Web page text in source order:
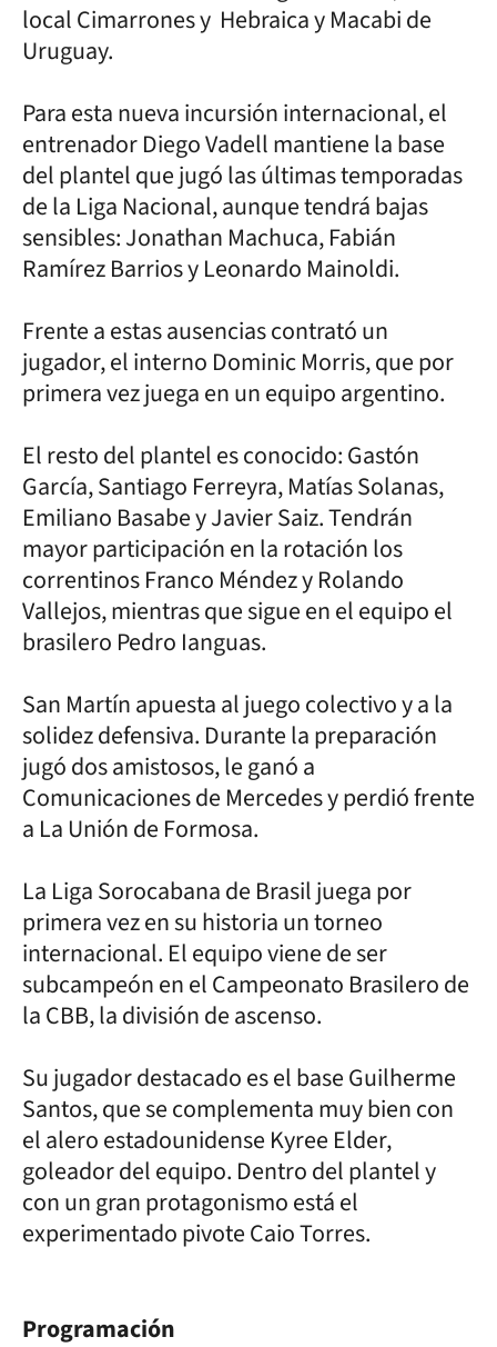
local Cimarrones y Hebraica y Macabi de
Uruguay.
Para esta nueva incursión internacional, el
entrenador Diego Vadell mantiene la base
del plantel que jugó las últimas temporadas
de la Liga Nacional, aunque tendrá bajas
sensibles: Jonathan Machuca, Fabián
Ramírez Barrios y Leonardo Mainoldi.
Frente a estas ausencias contrató un
jugador, el interno Dominic Morris, que por
primera vez juega en un equipo argentino.
El resto del plantel es conocido: Gastón
García, Santiago Ferreyra, Matías Solanas,
Emiliano Basabe y Javier Saiz. Tendrán
mayor participación en la rotación los
correntinos Franco Méndez y Rolando
Vallejos, mientras que sigue en el equipo el
brasilero Pedro Ianguas.
San Martín apuesta al juego colectivo y a la
solidez defensiva. Durante la preparación
jugó dos amistosos, le ganó a
Comunicaciones de Mercedes y perdió frente
a La Unión de Formosa.
La Liga Sorocabana de Brasil juega por
primera vez en su historia un torneo
internacional. El equipo viene de ser
subcampeón en el Campeonato Brasilero de
la CBB, la división de ascenso.
Su jugador destacado es el base Guilherme
Santos, que se complementa muy bien con
el alero estadounidense Kyree Elder,
goleador del equipo. Dentro del plantel y
con un gran protagonismo está el
experimentado pivote Caio Torres.
Programación